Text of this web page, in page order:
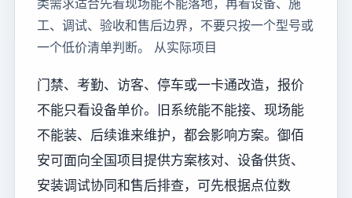
类需求适合先看现场能不能落地，再看设备、施
工、调试、验收和售后边界，不要只按一个型号或
一个低价清单判断。 从实际项目
门禁、考勤、访客、停车或一卡通改造，报价
不能只看设备单价。旧系统能不能接、现场能
不能装、后续谁来维护，都会影响方案。御佰
安可面向全国项目提供方案核对、设备供货、
安装调试协同和售后排查，可先根据点位数